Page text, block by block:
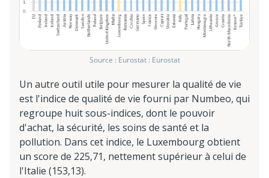
Source : Eurostat : Eurostat
Un autre outil utile pour mesurer la qualité de vie
est l'indice de qualité de vie fourni par Numbeo, qui
regroupe huit sous-indices, dont le pouvoir
d'achat, la sécurité, les soins de santé et la
pollution. Dans cet indice, le Luxembourg obtient
un score de 225,71, nettement supérieur à celui de
l'Italie (153,13).